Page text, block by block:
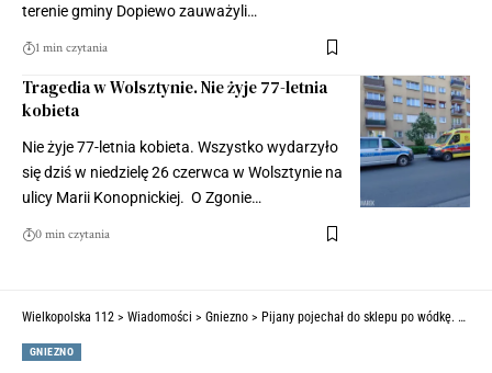
terenie gminy Dopiewo zauważyli…
1 min czytania
Tragedia w Wolsztynie. Nie żyje 77-letnia
kobieta
Nie żyje 77-letnia kobieta. Wszystko wydarzyło
się dziś w niedzielę 26 czerwca w Wolsztynie na
ulicy Marii Konopnickiej. O Zgonie…
0 min czytania
Wielkopolska 112 > Wiadomości > Gniezno > Pijany pojechał do sklepu po wódkę. Mężczyzna był poszukiwany, bo ma trafić do więzienia
GNIEZNO